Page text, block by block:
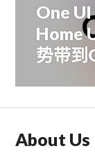
下
篇
文
章：
One
Home
势带到
About Us